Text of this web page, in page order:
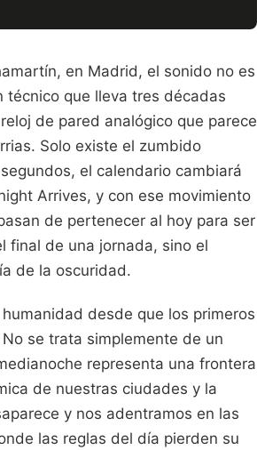
en Madrid, el sonido no es
técnico que lleva tres décadas
de pared analógico que parece
Solo existe el zumbido
el calendario cambiará
Arrives, y con ese movimiento
de pertenecer al hoy para ser
final de una jornada, sino el
de la oscuridad.
desde que los primeros
se trata simplemente de un
representa una frontera
de nuestras ciudades y la
y nos adentramos en las
las reglas del día pierden su